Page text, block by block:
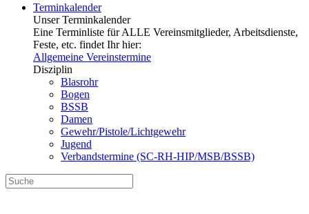
Terminkalender
Unser Terminkalender
Eine Terminliste für ALLE Vereinsmitglieder, Arbeitsdienste,
Feste, etc. findet Ihr hier:
Allgemeine Vereinstermine
Disziplin
Blasrohr
Bogen
BSSB
Damen
Gewehr/Pistole/Lichtgewehr
Jugend
Verbandstermine (SC-RH-HIP/MSB/BSSB)